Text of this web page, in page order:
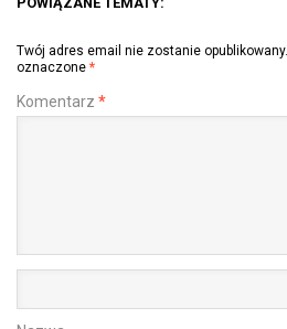
Twój adres email nie zostanie opublikowany.
oznaczone *
Komentarz *